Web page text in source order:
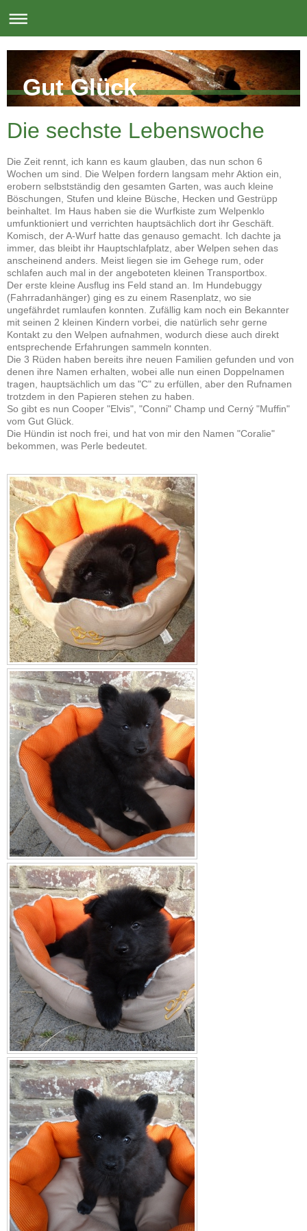
Gut Glück
Die sechste Lebenswoche
Die Zeit rennt, ich kann es kaum glauben, das nun schon 6
Wochen um sind. Die Welpen fordern langsam mehr Aktion ein,
erobern selbstständig den gesamten Garten, was auch kleine
Böschungen, Stufen und kleine Büsche, Hecken und Gestrüpp
beinhaltet. Im Haus haben sie die Wurfkiste zum Welpenklo
umfunktioniert und verrichten hauptsächlich dort ihr Geschäft.
Komisch, der A-Wurf hatte das genauso gemacht. Ich dachte ja
immer, das bleibt ihr Hauptschlafplatz, aber Welpen sehen das
anscheinend anders. Meist liegen sie im Gehege rum, oder
schlafen auch mal in der angeboteten kleinen Transportbox.
Der erste kleine Ausflug ins Feld stand an. Im Hundebuggy
(Fahrradanhänger) ging es zu einem Rasenplatz, wo sie
ungefährdet rumlaufen konnten. Zufällig kam noch ein Bekannter
mit seinen 2 kleinen Kindern vorbei, die natürlich sehr gerne
Kontakt zu den Welpen aufnahmen, wodurch diese auch direkt
entsprechende Erfahrungen sammeln konnten.
Die 3 Rüden haben bereits ihre neuen Familien gefunden und von
denen ihre Namen erhalten, wobei alle nun einen Doppelnamen
tragen, hauptsächlich um das "C" zu erfüllen, aber den Rufnamen
trotzdem in den Papieren stehen zu haben.
So gibt es nun Cooper "Elvis", "Conni" Champ und Cerný "Muffin"
vom Gut Glück.
Die Hündin ist noch frei, und hat von mir den Namen "Coralie"
bekommen, was Perle bedeutet.